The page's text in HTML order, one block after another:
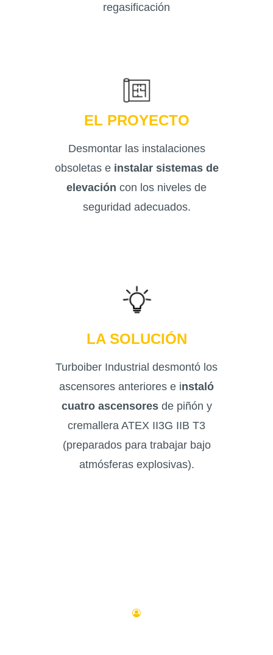
regasificación
EL PROYECTO
Desmontar las instalaciones
obsoletas e instalar sistemas de
elevación con los niveles de
seguridad adecuados.
LA SOLUCIÓN
Turboiber Industrial desmontó los
ascensores anteriores e instaló
cuatro ascensoresde piñón y
cremallera ATEX II3G IIB T3
(preparados para trabajar bajo
atmósferas explosivas).